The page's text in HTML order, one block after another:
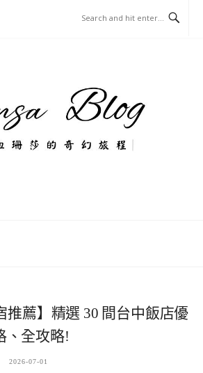
推薦】精選 30 間台中飯店優
、全攻略!
2026-07-01